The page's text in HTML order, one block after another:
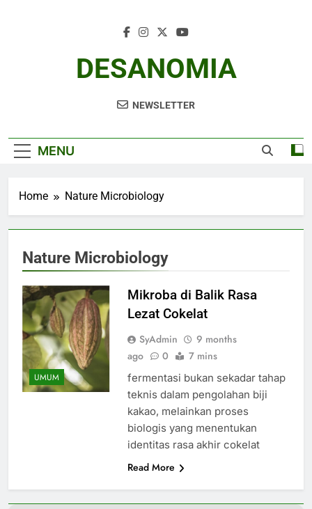
DESANOMIA
NEWSLETTER
MENU
Home Nature Microbiology
Nature Microbiology
UMUM
Mikroba di Balik Rasa
Lezat Cokelat
SyAdmin
9 months
ago
0 7 mins
fermentasi bukan sekadar tahap
teknis dalam pengolahan biji
kakao, melainkan proses
biologis yang menentukan
identitas rasa akhir cokelat
Read More